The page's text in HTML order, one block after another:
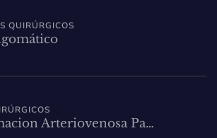
QUIRÚRGICOS
Arteriovenosa Pa…